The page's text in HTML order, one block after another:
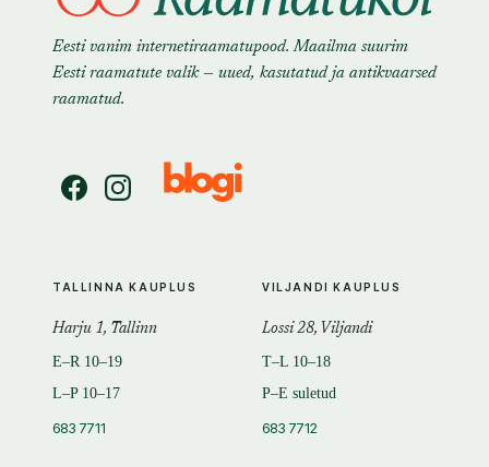
Eesti vanim internetiraamatupood. Maailma suurim
Eesti raamatute valik — uued, kasutatud ja antikvaarsed
raamatud.
TALLINNA KAUPLUS
Harju 1, Tallinn
E–R 10–19
L–P 10–17
683 7711
VILJANDI KAUPLUS
Lossi 28, Viljandi
T–L 10–18
P–E suletud
683 7712